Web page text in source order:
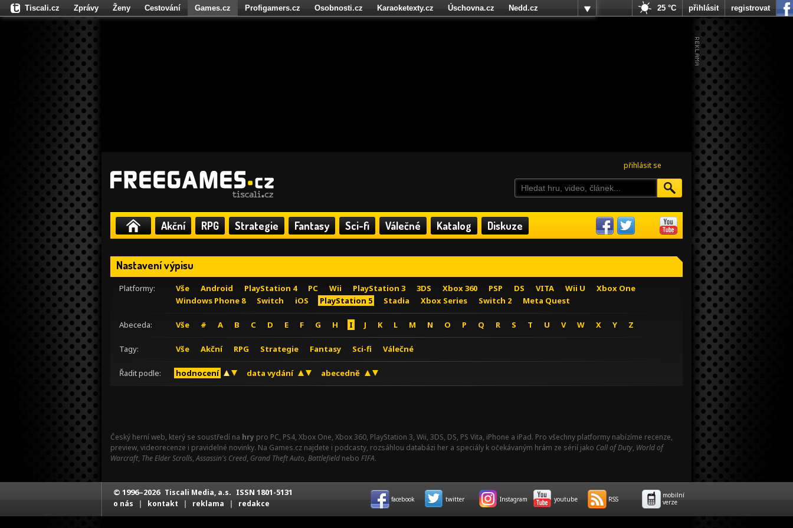
přihlásit se
Akční RPG Strategie Fantasy Sci-fi Válečné Katalog Diskuze
Nastavení výpisu
Platformy: Vše Android PlayStation 4 PC Wii PlayStation 3 3DS Xbox 360 PSP DS VITA Wii U
Xbox One
Windows Phone 8
Switch iOS PlayStation 5 Stadia Xbox Series Switch 2 Meta Quest
Abeceda: Vše # A B C D E F G H I J K L M N O P Q R S T U V W X Y Z
Tagy: Vše Akční RPG Strategie Fantasy Sci-fi Válečné
Řadit podle: hodnocení data vydání abecedně
Český herní web, který se soustředí na hry pro PC, PS4, Xbox One, Xbox 360, PlayStation 3, Wii, 3DS, DS, PS Vita, iPhone a iPad. Pro všechny platformy nabízíme recenze,
preview, videorecenze i pravidelné novinky. Na Games.cz najdete i podcasty, rozsáhlou databázi her a speciály k očekávaným hrám ze sérií jako Call of Duty, World of
Warcraft, The Elder Scrolls,Assassin's Creed, Grand Theft Auto, Battlefield nebo FIFA.
Tiscali.cz Zprávy Ženy Cestování Games.cz Profigamers.cz Osobnosti.cz Karaoketexty.cz Úschovna.cz
Nedd.cz
Fights.cz
25 °C přihlásit registrovat
© 1996–2026 Tiscali Media, a.s. ISSN 1801-5131
o nás | kontakt | reklama | redakce facebook twitter Instagram youtube RSS
mobilní
verze